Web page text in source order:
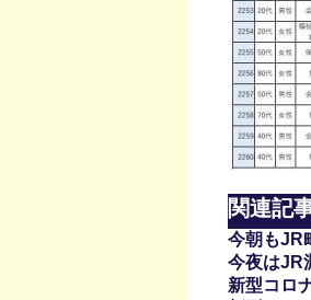
関連記
今朝もJR
今夜はJR
新型コロ